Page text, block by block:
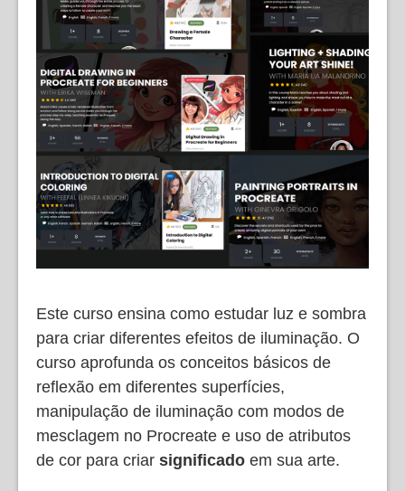
Este curso ensina como estudar luz e sombra
para criar diferentes efeitos de iluminação. O
curso aprofunda os conceitos básicos de
reflexão em diferentes superfícies,
manipulação de iluminação com modos de
mesclagem no Procreate e uso de atributos
de cor para criar significado em sua arte.